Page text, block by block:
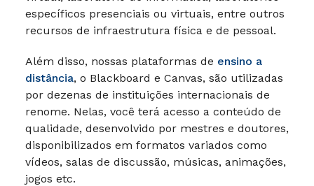
específicos presenciais ou virtuais, entre outros
recursos de infraestrutura física e de pessoal.
Além disso, nossas plataformas de ensino a
distância, o Blackboard e Canvas, são utilizadas
por dezenas de instituições internacionais de
renome. Nelas, você terá acesso a conteúdo de
qualidade, desenvolvido por mestres e doutores,
disponibilizados em formatos variados como
vídeos, salas de discussão, músicas, animações,
jogos etc.